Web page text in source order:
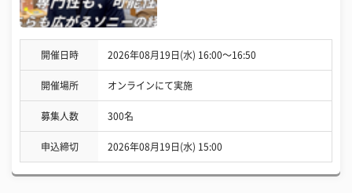
開催日時 2026年08月19日(水) 16:00〜16:50
開催場所 オンラインにて実施
募集人数 300名
申込締切 2026年08月19日(水) 15:00